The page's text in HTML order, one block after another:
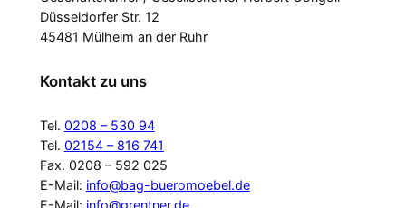
Düsseldorfer Str. 12
45481 Mülheim an der Ruhr
Kontakt zu uns
Tel. 0208 – 530 94
Tel. 02154 – 816 741
Fax. 0208 – 592 025
E-Mail: info@bag-bueromoebel.de